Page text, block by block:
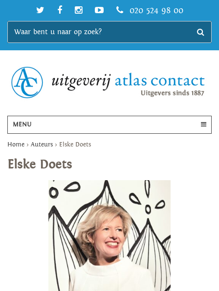
020 524 98 00
MENU
Home > Auteurs > Elske Doets
Elske Doets